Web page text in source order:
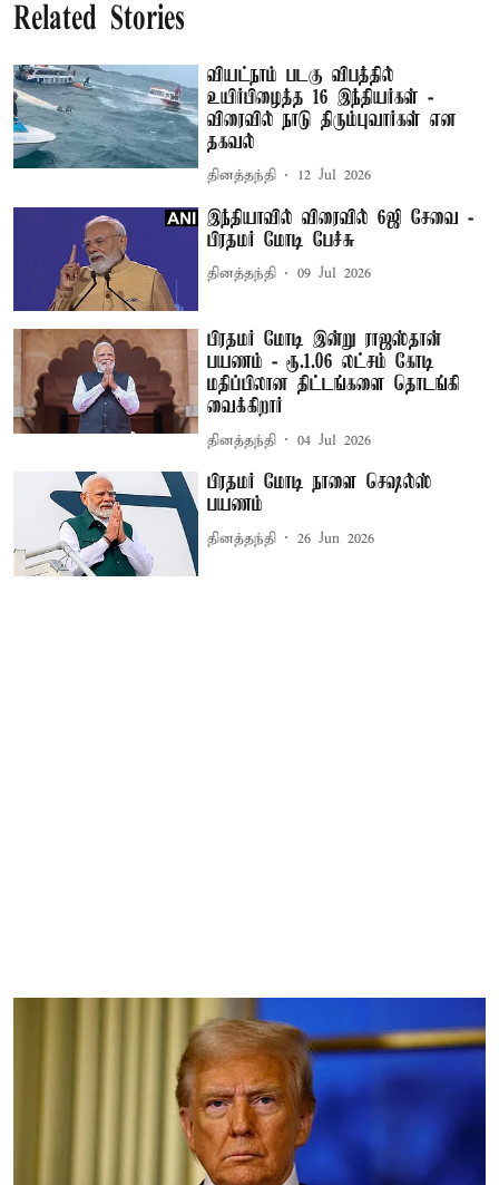
Related Stories
வியட்நாம் படகு விபத்தில்
உயிர்பிழைத்த 16 இந்தியர்கள் -
விரைவில் நாடு திரும்புவார்கள் என
தகவல்
தினத்தந்தி 12 Jul 2026
இந்தியாவில் விரைவில் 6ஜி சேவை -
பிரதமர் மோடி பேச்சு
தினத்தந்தி 09 Jul 2026
பிரதமர் மோடி இன்று ராஜஸ்தான்
பயணம் - ரூ.1.06 லட்சம் கோடி
மதிப்பிலான திட்டங்களை தொடங்கி
வைக்கிறார்
தினத்தந்தி 04 Jul 2026
பிரதமர் மோடி நாளை செஷல்ஸ்
பயணம்
தினத்தந்தி 26 Jun 2026